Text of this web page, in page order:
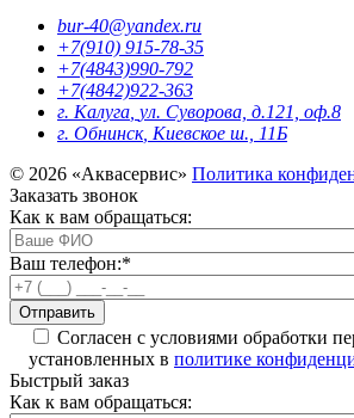
bur-40@yandex.ru
+7(910) 915-78-35
+7(4843)990-792
+7(4842)922-363
г. Калуга, ул. Суворова, д.121, оф.8
г. Обнинск, Киевское ш., 11Б
© 2026 «Аквасервис» Политика
Заказать звонок
Как к вам обращаться:
Ваш телефон:*
Согласен с условиями обработки
установленных в политике
Быстрый заказ
Как к вам обращаться: